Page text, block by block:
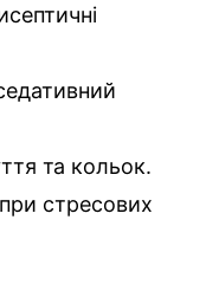
та кольок.
стресових